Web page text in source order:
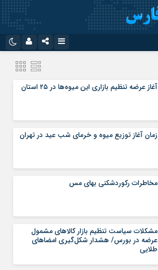
ایتا
آغاز عرضه تنظیم بازاری این میوه‌ها در ۲۵ استان
زمان آغاز توزیع میوه و خرمای شب عید در تهران
مخاطرات رکوردشکنی بهای مس
مشکلات سیاست‌ تنظیم بازار کالاهای مشمول‌
عرضه در بورس‌‌‌‌/ هشدار شکل‌گیری امضاهای
طلایی